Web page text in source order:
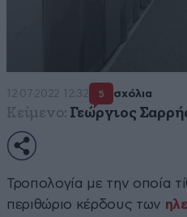
12·07·2022 12:32 5 σχόλια
Κείμενο: Γεώργιος
Τροπολογία με την οποία
περιθώριο κέρδους των